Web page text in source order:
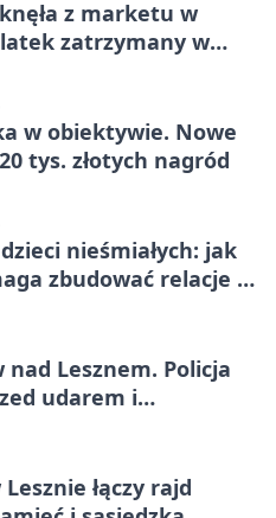
z marketu w
latek zatrzymany w
w obiektywie. Nowe
tys. złotych nagród
nieśmiałych: jak
zbudować relacje z
nad Lesznem. Policja
udarem i
łączy rajd